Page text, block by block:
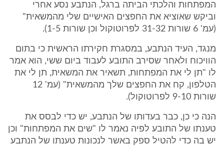
המפתחות והלכתי הביתה ברגל, הנתבע נסע אחרי
וביקש שאוציא את החפצים האישיים שלי מהמשאית"
(עמ' 6 שורות 31-32 לפרוטוקול וכן שורות 1-5).
מנגד, העיד הנתבע, במסגרת חקירתו הראשית כי בתום
הוויכוח ולאחר שסירב התובע לעבוד ביום ששי, הוא אמר
לו "תן לי את המפתחות, תשאיר את המשאית, תן לי את
הטלפון, קח את החפצים שלך מהמשאית" (עמ' 12
שורות 9-10 לפרוטוקול).
הנה כי כן, כבר בעדותו של הנתבע, יש כדי לבסס את
טענתו של התובע לפיה נאמר לו "שים את המפתחות" וכן
יש בה כדי להטיל ספק באשר לנכונות טענתו של הנתבע